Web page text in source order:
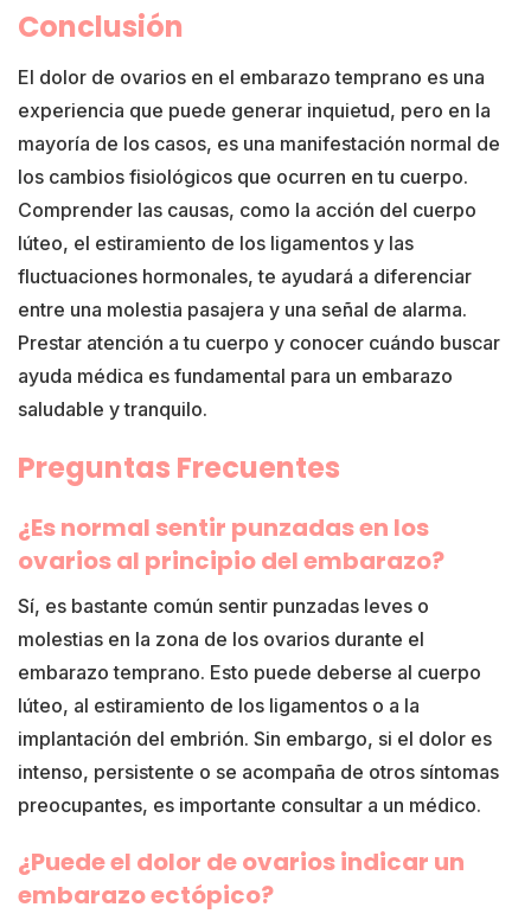
Conclusión
El dolor de ovarios en el embarazo temprano es una
experiencia que puede generar inquietud, pero en la
mayoría de los casos, es una manifestación normal de
los cambios fisiológicos que ocurren en tu cuerpo.
Comprender las causas, como la acción del cuerpo
lúteo, el estiramiento de los ligamentos y las
fluctuaciones hormonales, te ayudará a diferenciar
entre una molestia pasajera y una señal de alarma.
Prestar atención a tu cuerpo y conocer cuándo buscar
ayuda médica es fundamental para un embarazo
saludable y tranquilo.
Preguntas Frecuentes
¿Es normal sentir punzadas en los
ovarios al principio del embarazo?
Sí, es bastante común sentir punzadas leves o
molestias en la zona de los ovarios durante el
embarazo temprano. Esto puede deberse al cuerpo
lúteo, al estiramiento de los ligamentos o a la
implantación del embrión. Sin embargo, si el dolor es
intenso, persistente o se acompaña de otros síntomas
preocupantes, es importante consultar a un médico.
¿Puede el dolor de ovarios indicar un
embarazo ectópico?